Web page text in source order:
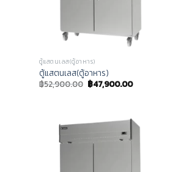
ตู้แสตนเลส(ตู้อาหาร)
ตู้แสตนเลส(ตู้อาหาร)
฿52,900.00 ฿47,900.00